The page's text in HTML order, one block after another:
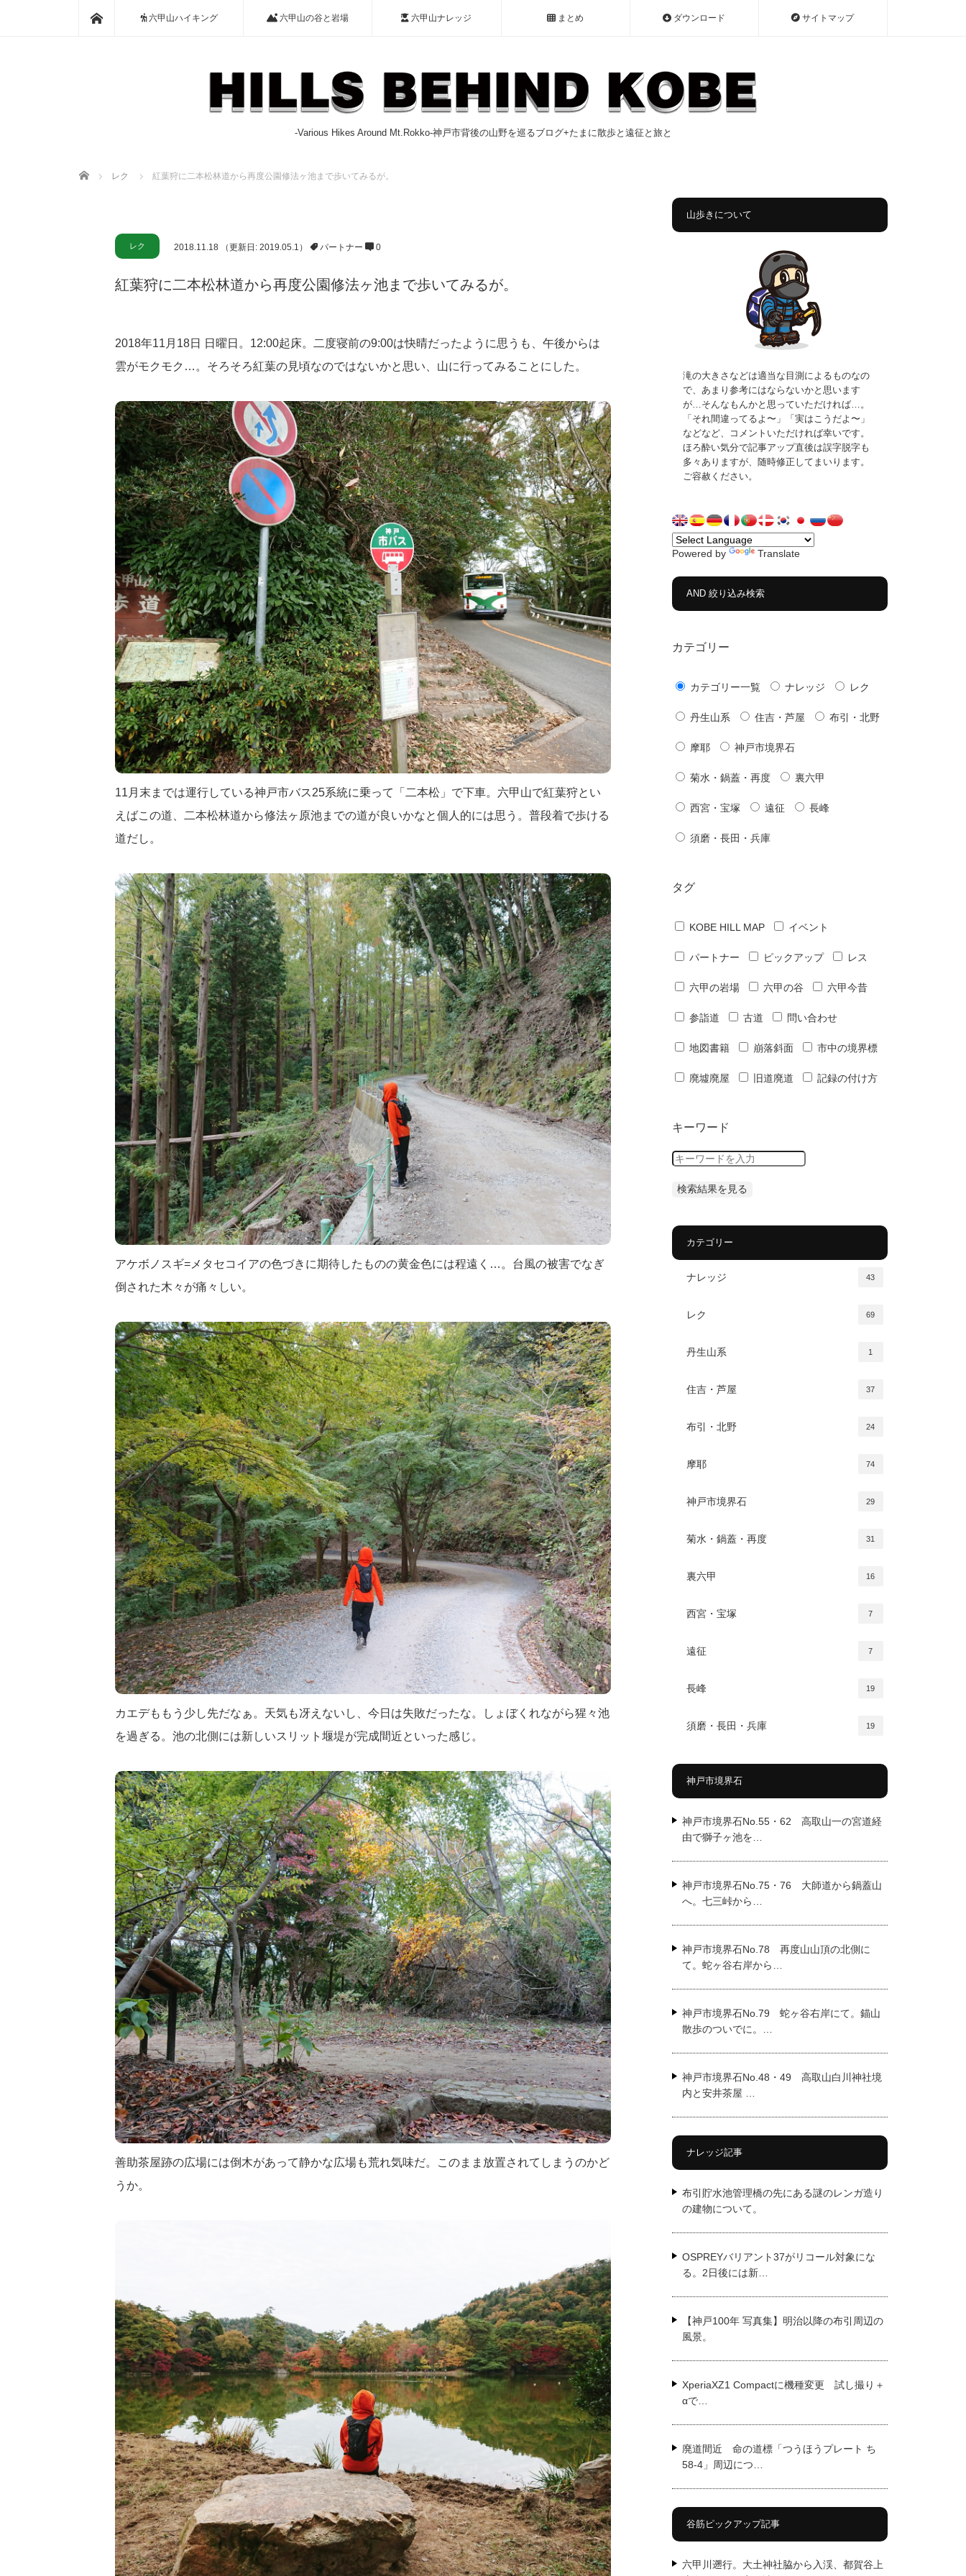
ホーム六甲山ハイキング 六甲山の谷と岩場 六甲山ナレッジ まとめ ダウンロード サイトマップ
-Various Hikes Around Mt.Rokko-神戸市背後の山野を巡るブログ+たまに散歩と遠征と旅と
ホーム レク 紅葉狩に二本松林道から再度公園修法ヶ池まで歩いてみるが。
レク 2018.11.18（更新日: 2019.05.1） パートナー 0
紅葉狩に二本松林道から再度公園修法ヶ池まで歩いてみるが。
2018年11月18日 日曜日。12:00起床。二度寝前の9:00は快晴だったように思うも、午後からは
雲がモクモク…。そろそろ紅葉の見頃なのではないかと思い、山に行ってみることにした。
11月末までは運行している神戸市バス25系統に乗って「二本松」で下車。六甲山で紅葉狩とい
えばこの道、二本松林道から修法ヶ原池までの道が良いかなと個人的には思う。普段着で歩ける
道だし。
アケボノスギ=メタセコイアの色づきに期待したものの黄金色には程遠く…。台風の被害でなぎ
倒された木々が痛々しい。
カエデももう少し先だなぁ。天気も冴えないし、今日は失敗だったな。しょぼくれながら猩々池
を過ぎる。池の北側には新しいスリット堰堤が完成間近といった感じ。
善助茶屋跡の広場には倒木があって静かな広場も荒れ気味だ。このまま放置されてしまうのかど
うか。
山歩きについて
滝の大きさなどは適当な目測によるものなの
で、あまり参考にはならないかと思います
が…そんなもんかと思っていただければ…。
「それ間違ってるよ〜」「実はこうだよ〜」
などなど、コメントいただければ幸いです。
ほろ酔い気分で記事アップ直後は誤字脱字も
多々ありますが、随時修正してまいります。
ご容赦ください。
Powered by Translate
AND 絞り込み検索
カテゴリー
カテゴリー一覧 ナレッジ レク
丹生山系 住吉・芦屋 布引・北野
摩耶 神戸市境界石
菊水・鍋蓋・再度 裏六甲
西宮・宝塚 遠征 長峰
須磨・長田・兵庫
タグ
KOBE HILL MAP イベント
パートナー ピックアップ レス
六甲の岩場 六甲の谷 六甲今昔
参詣道 古道 問い合わせ
地図書籍 崩落斜面 市中の境界標
廃墟廃屋 旧道廃道 記録の付け方
キーワード
カテゴリー
ナレッジ 43
レク 69
丹生山系 1
住吉・芦屋 37
布引・北野 24
摩耶 74
神戸市境界石 29
菊水・鍋蓋・再度 31
裏六甲 16
西宮・宝塚 7
遠征 7
長峰 19
須磨・長田・兵庫 19
神戸市境界石
神戸市境界石No.55・62 高取山一の宮道経
由で獅子ヶ池を…
神戸市境界石No.75・76 大師道から鍋蓋山
へ。七三峠から…
神戸市境界石No.78 再度山山頂の北側に
て。蛇ヶ谷右岸から…
神戸市境界石No.79 蛇ヶ谷右岸にて。錨山
散歩のついでに。…
神戸市境界石No.48・49 高取山白川神社境
内と安井茶屋 …
ナレッジ記事
布引貯水池管理橋の先にある謎のレンガ造り
の建物について。
OSPREYバリアント37がリコール対象にな
る。2日後には新…
【神戸100年 写真集】明治以降の布引周辺の
風景。
XperiaXZ1 Compactに機種変更 試し撮り＋
αで…
廃道間近 命の道標「つうほうプレート ち
58-4」周辺につ…
谷筋ピックアップ記事
六甲川遡行。大土神社脇から入渓、都賀谷上